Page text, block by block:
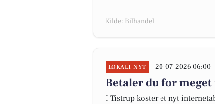
Kilde: Bilhandel
LOKALT NYT 20-07-2026 06:00
Betaler du for
I Tistrup koster et nyt